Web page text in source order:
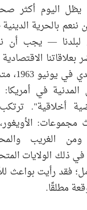
يظل اليوم
بالحرية
لبلدنا — يجب أن
قال
في أمريكا:
أخلاقية".
الأويغور،
الغريب
ذلك الولايات
فقد رأيت بواعث
مطلقًا.